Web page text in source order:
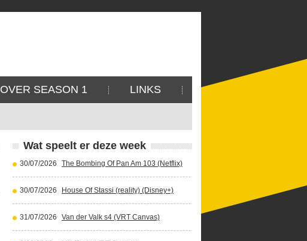
OVER SEASON 1 LINKS
Wat speelt er deze week
30/07/2026 The Bombing Of Pan Am 103 (Netflix)
30/07/2026 House Of Stassi (reality) (Disney+)
31/07/2026 Van der Valk s4 (VRT Canvas)